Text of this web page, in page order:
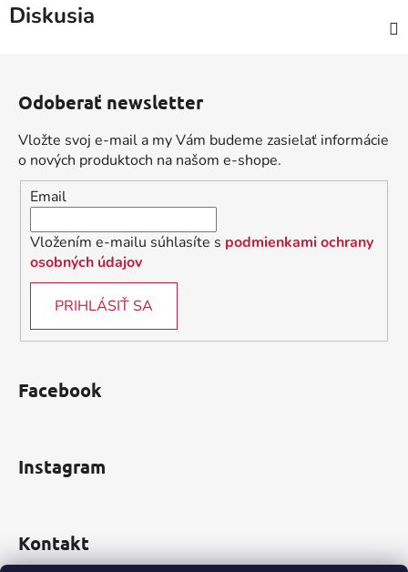
Diskusia
Odoberať newsletter
Vložte svoj e-mail a my Vám budeme zasielať informácie
o nových produktoch na našom e-shope.
Email
Vložením e-mailu súhlasíte s podmienkami ochrany
osobných údajov
PRIHLÁSIŤ SA
Facebook
Instagram
Kontakt